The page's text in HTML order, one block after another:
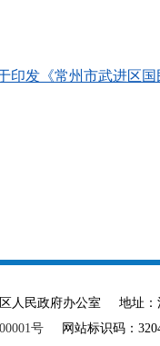
印发《常州市武进区
人民政府办公室 地址
号 网站标识码：